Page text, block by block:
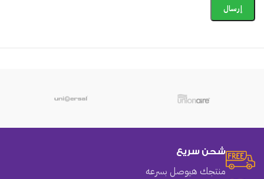
شحن سريع
منتجك هيوصل بسرعه